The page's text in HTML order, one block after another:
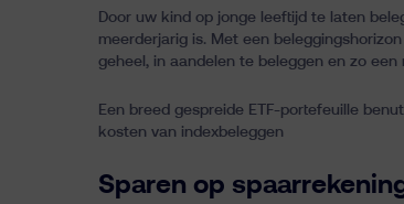
Door uw kind op jonge leeftijd te laten
meerderjarig is. Met een
geheel, in aandelen te beleggen en zo een
Een breed gespreide ETF-portefeuille
kosten van indexbeleggen
Sparen op